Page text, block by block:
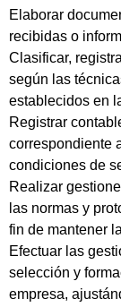
Elaborar
recibidas o
Clasificar,
según las
establecidos en
Registrar
correspondiente
condiciones de
Realizar
las normas y
fin de mantener
Efectuar las
selección y
empresa,